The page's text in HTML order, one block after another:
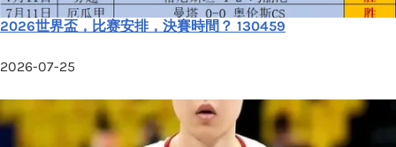
2026世界盃，比赛安排，決賽時間？ 130459
2026-07-25